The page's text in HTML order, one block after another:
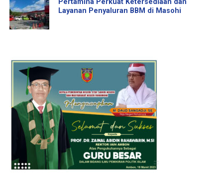
Pertamina Perkuat Ketersediaan dan
Layanan Penyaluran BBM di Masohi